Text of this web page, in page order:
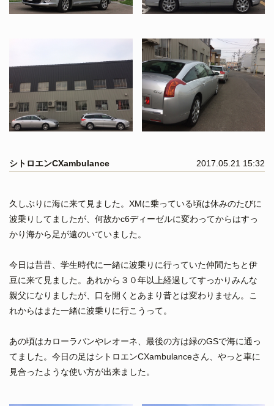
シトロエンCXambulance 2017.05.21 15:32
久しぶりに海に来て見ました。XMに乗っている頃は休みのたびに
波乗りしてましたが、何故かc6ディーゼルに変わってからはすっ
かり海から足が遠のいていました。
今日は昔昔、学生時代に一緒に波乗りに行っていた仲間たちと伊
豆に来て見ました。あれから３０年以上経過してすっかりみんな
親父になりましたが、口を開くとあまり昔とは変わりません。こ
れからはまた一緒に波乗りに行こうって。
あの頃はカローラバンやレオーネ、最後の方は緑のGSで海に通っ
てました。今日の足はシトロエンCXambulanceさん、やっと車に
見合ったような使い方が出来ました。